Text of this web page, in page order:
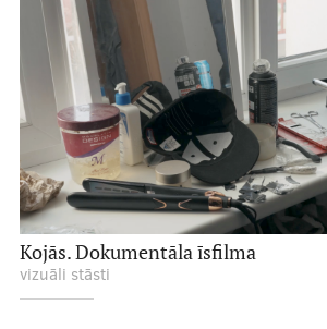
Kojās. Dokumentāla īsfilma
vizuāli stāsti